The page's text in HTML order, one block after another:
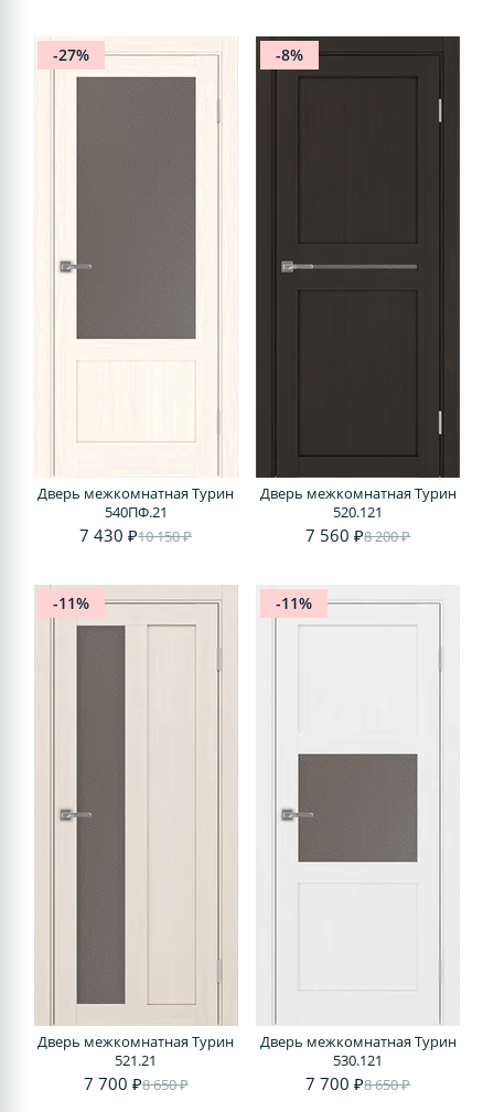
-27%
Дверь межкомнатная Турин
540ПФ.21
7 430 ₽10 150 ₽
-8%
Дверь межкомнатная Турин
520.121
7 560 ₽8 200 ₽
-11%
Дверь межкомнатная Турин
521.21
7 700 ₽8 650 ₽
-11%
Дверь межкомнатная Турин
530.121
7 700 ₽8 650 ₽